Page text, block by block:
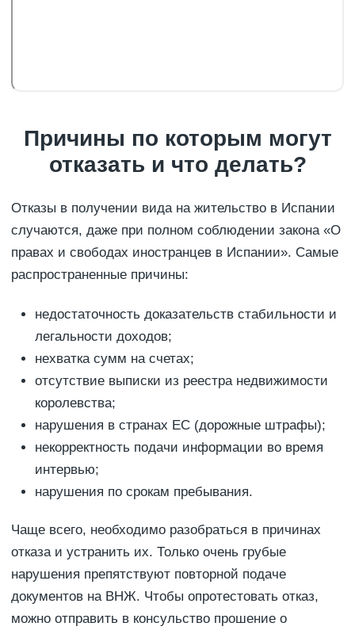
Причины по которым могут
отказать и что делать?
Отказы в получении вида на жительство в Испании
случаются, даже при полном соблюдении закона «О
правах и свободах иностранцев в Испании». Самые
распространенные причины:
недостаточность доказательств стабильности и
легальности доходов;
нехватка сумм на счетах;
отсутствие выписки из реестра недвижимости
королевства;
нарушения в странах ЕС (дорожные штрафы);
некорректность подачи информации во время
интервью;
нарушения по срокам пребывания.
Чаще всего, необходимо разобраться в причинах
отказа и устранить их. Только очень грубые
нарушения препятствуют повторной подаче
документов на ВНЖ. Чтобы опротестовать отказ,
можно отправить в консульство прошение о